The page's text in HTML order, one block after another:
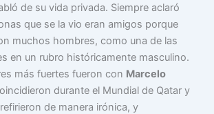
de su vida privada. Siempre aclaró
que se la vio eran amigos porque
muchos hombres, como una de las
en un rubro históricamente masculino.
más fuertes fueron con Marcelo
durante el Mundial de Qatar y
de manera irónica, y